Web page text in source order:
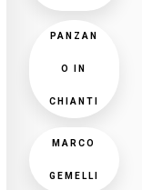
PANZAN
O IN
CHIANTI
MARCO
GEMELLI